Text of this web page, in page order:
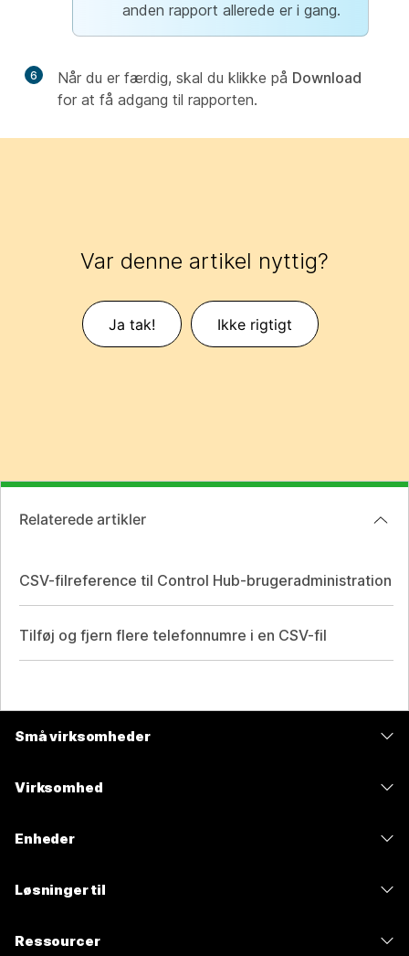
anden rapport allerede er i gang.
6 Når du er færdig, skal du klikke på Download
for at få adgang til rapporten.
Var denne artikel nyttig?
Ja tak! Ikke rigtigt
Relaterede artikler
CSV-filreference til Control Hub-brugeradministration
Tilføj og fjern flere telefonnumre i en CSV-fil
Små virksomheder
Virksomhed
Enheder
Løsninger til
Ressourcer